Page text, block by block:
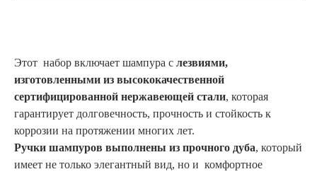
Этот набор включает шампура с лезвиями,
изготовленными из высококачественной
сертифицированной нержавеющей стали, которая
гарантирует долговечность, прочность и стойкость к
коррозии на протяжении многих лет.
Ручки шампуров выполнены из прочного дуба, который
имеет не только элегантный вид, но и комфортное